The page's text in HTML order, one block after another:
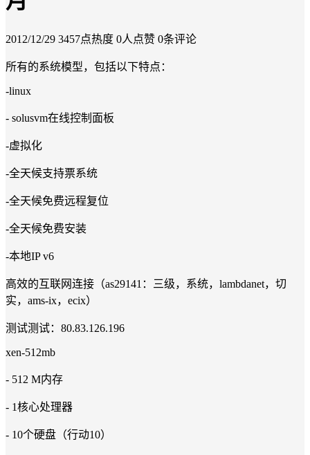
2012/12/29 3457点热度 0人点赞 0条评论
所有的系统模型，包括以下特点：
-linux
- solusvm在线控制面板
-虚拟化
-全天候支持票系统
-全天候免费远程复位
-全天候免费安装
-本地IP v6
高效的互联网连接（as29141：三级，系统，lambdanet，切
实，ams-ix，ecix）
测试测试：80.83.126.196
xen-512mb
- 512 M内存
- 1核心处理器
- 10个硬盘（行动10）